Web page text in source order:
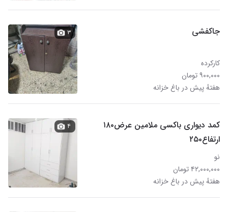
جاکفشی
کارکرده
۹۰۰,۰۰۰ تومان
هفتهٔ پیش در باغ خزانه
۳
کمد دیواری باکسی ملامین عرض۱۸۰
ارتفاع۲۵۰
نو
۴۲,۰۰۰,۰۰۰ تومان
هفتهٔ پیش در باغ خزانه
۴